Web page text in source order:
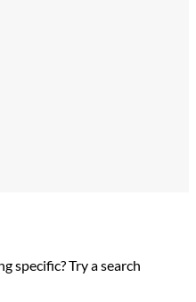
specific? Try a search